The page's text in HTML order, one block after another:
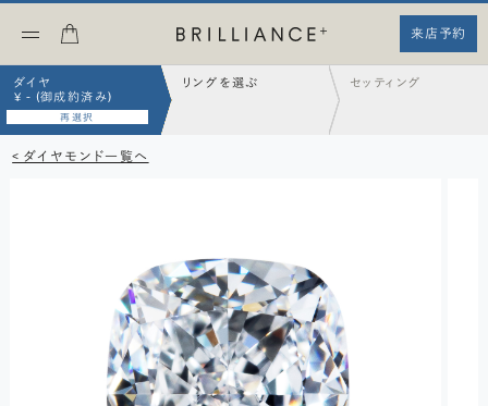
来店予約
ダイヤ
¥ - (御成約済み)
再選択
リングを選ぶ セッティング
< ダイヤモンド一覧へ